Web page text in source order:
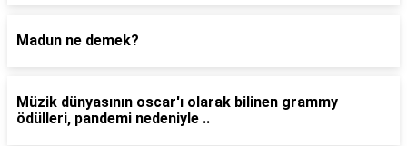
Madun ne demek?
Müzik dünyasının oscar'ı olarak bilinen grammy
ödülleri, pandemi nedeniyle ..